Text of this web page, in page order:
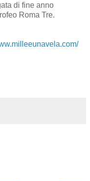
di fine anno
Roma Tre.